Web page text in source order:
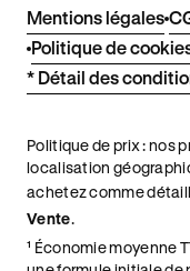
Mentions légales
Politique de
* Détail des
Politique de prix : nos
localisation
achetez comme
Vente.
¹ Économie moyenne